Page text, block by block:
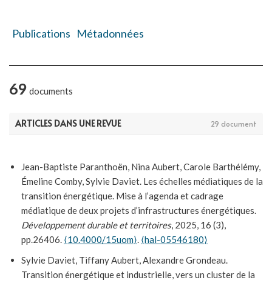
Publications Métadonnées
69 documents
ARTICLES DANS UNE REVUE 29 document
Jean-Baptiste Paranthoën, Nina Aubert, Carole Barthélémy,
Émeline Comby, Sylvie Daviet. Les échelles médiatiques de la
transition énergétique. Mise à l’agenda et cadrage
médiatique de deux projets d’infrastructures énergétiques.
Développement durable et territoires, 2025, 16 (3),
pp.26406. ⟨10.4000/15uom⟩. ⟨hal-05546180⟩
Sylvie Daviet, Tiffany Aubert, Alexandre Grondeau.
Transition énergétique et industrielle, vers un cluster de la